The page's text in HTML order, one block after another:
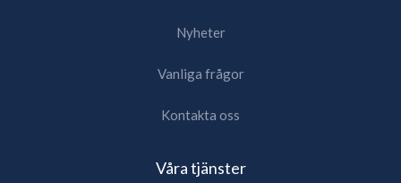
Nyheter
Vanliga frågor
Kontakta oss
Våra tjänster